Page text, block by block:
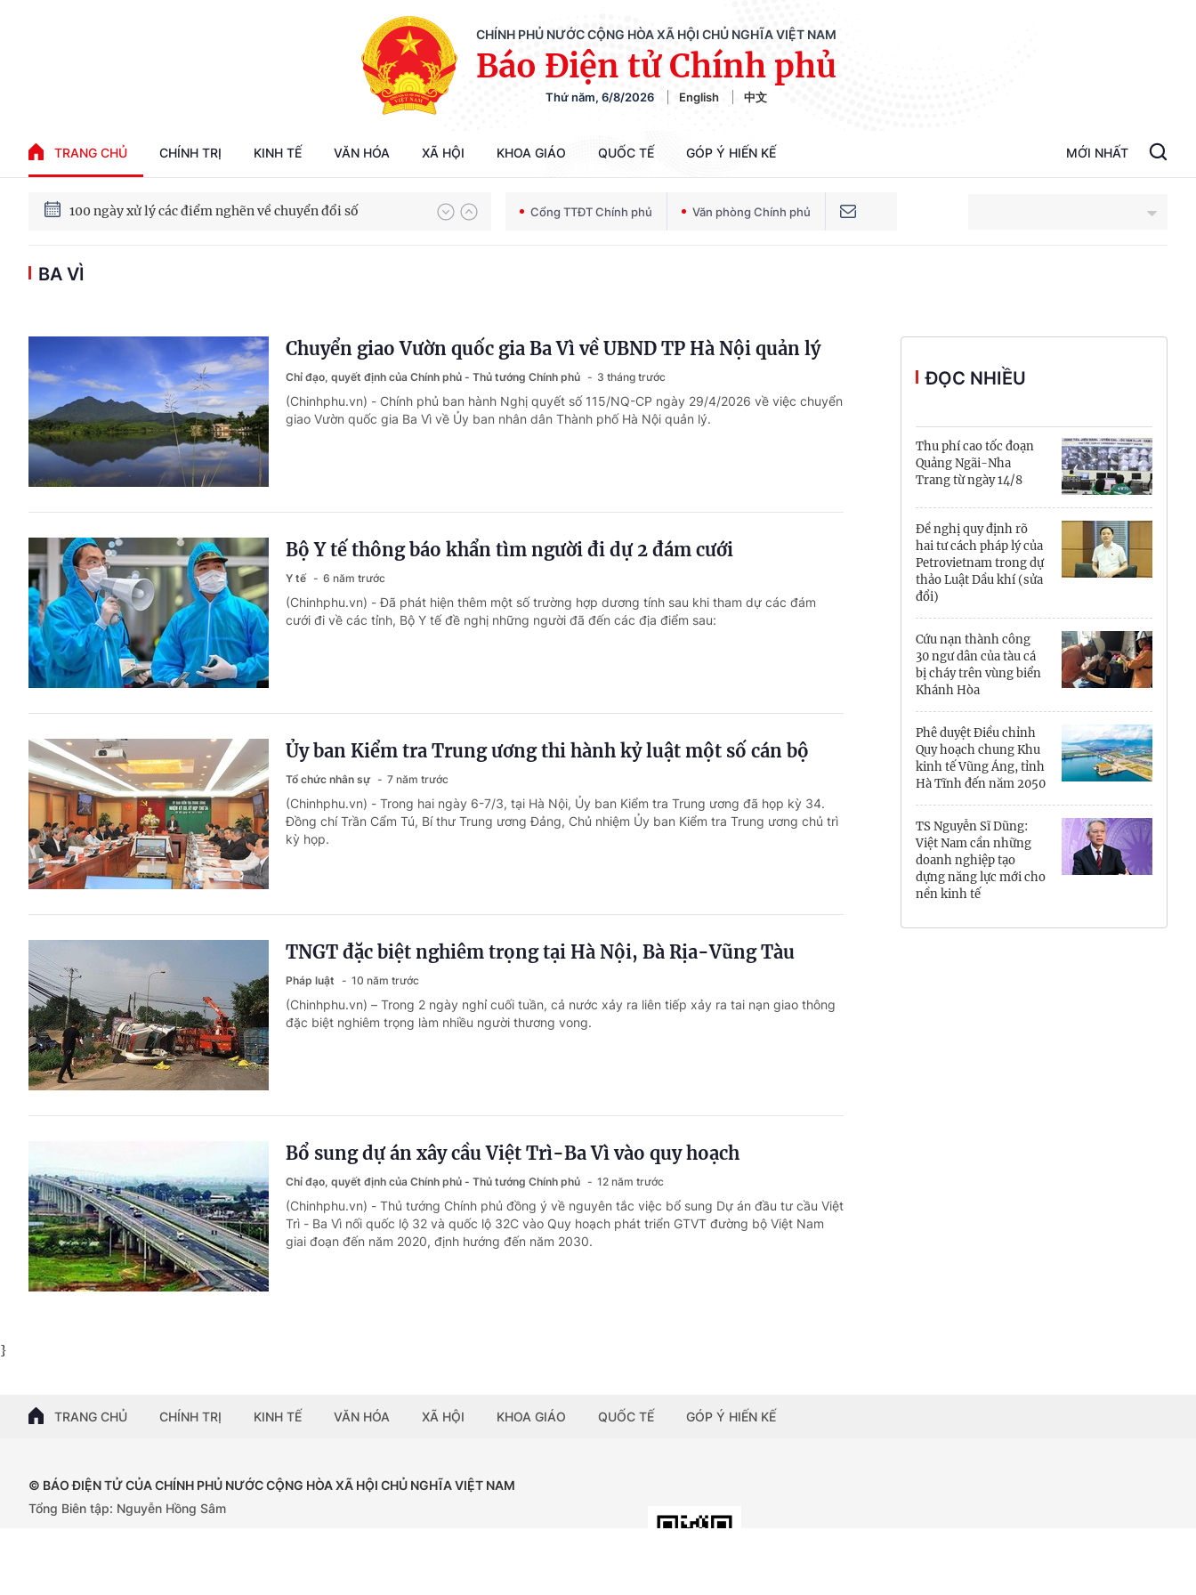
CHÍNH PHỦ NƯỚC CỘNG HÒA XÃ HỘI CHỦ NGHĨA VIỆT NAM
Báo Điện tử Chính phủ
Thứ năm, 6/8/2026 English 中文
TRANG CHỦ CHÍNH TRỊ KINH TẾ VĂN HÓA XÃ HỘI KHOA GIÁO QUỐC TẾ GÓP Ý HIẾN KẾ MỚI NHẤT
100 ngày xử lý các điểm nghẽn về chuyển đổi số
Phát triển kinh tế nhà nước trong kỷ nguyên mới
Cổng TTĐT Chính phủ Văn phòng Chính phủ
Cần Thơ
Điện Biên
Đắk Lắk
Đồng Nai
Gia Lai
Hồ Chí Minh
Hà Tĩnh
Hưng Yên
Hải Phòng
Khánh Hòa
BA VÌ
Chuyển giao Vườn quốc gia Ba Vì về UBND TP Hà Nội quản lý
Chỉ đạo, quyết định của Chính phủ - Thủ tướng Chính phủ 3 tháng trước
(Chinhphu.vn) - Chính phủ ban hành Nghị quyết số 115/NQ-CP ngày 29/4/2026 về việc chuyển
giao Vườn quốc gia Ba Vì về Ủy ban nhân dân Thành phố Hà Nội quản lý.
Bộ Y tế thông báo khẩn tìm người đi dự 2 đám cưới
Y tế 6 năm trước
(Chinhphu.vn) - Đã phát hiện thêm một số trường hợp dương tính sau khi tham dự các đám
cưới đi về các tỉnh, Bộ Y tế đề nghị những người đã đến các địa điểm sau:
Ủy ban Kiểm tra Trung ương thi hành kỷ luật một số cán bộ
Tổ chức nhân sự 7 năm trước
(Chinhphu.vn) - Trong hai ngày 6-7/3, tại Hà Nội, Ủy ban Kiểm tra Trung ương đã họp kỳ 34.
Đồng chí Trần Cẩm Tú, Bí thư Trung ương Đảng, Chủ nhiệm Ủy ban Kiểm tra Trung ương chủ trì
kỳ họp.
TNGT đặc biệt nghiêm trọng tại Hà Nội, Bà Rịa-Vũng Tàu
Pháp luật 10 năm trước
(Chinhphu.vn) – Trong 2 ngày nghỉ cuối tuần, cả nước xảy ra liên tiếp xảy ra tai nạn giao thông
đặc biệt nghiêm trọng làm nhiều người thương vong.
Bổ sung dự án xây cầu Việt Trì-Ba Vì vào quy hoạch
Chỉ đạo, quyết định của Chính phủ - Thủ tướng Chính phủ 12 năm trước
(Chinhphu.vn) - Thủ tướng Chính phủ đồng ý về nguyên tắc việc bổ sung Dự án đầu tư cầu Việt
Trì - Ba Vì nối quốc lộ 32 và quốc lộ 32C vào Quy hoạch phát triển GTVT đường bộ Việt Nam
giai đoạn đến năm 2020, định hướng đến năm 2030.
ĐỌC NHIỀU
Thu phí cao tốc đoạn
Quảng Ngãi-Nha
Trang từ ngày 14/8
Đề nghị quy định rõ
hai tư cách pháp lý của
Petrovietnam trong dự
thảo Luật Dầu khí (sửa
đổi)
Cứu nạn thành công
30 ngư dân của tàu cá
bị cháy trên vùng biển
Khánh Hòa
Phê duyệt Điều chỉnh
Quy hoạch chung Khu
kinh tế Vũng Áng, tỉnh
Hà Tĩnh đến năm 2050
TS Nguyễn Sĩ Dũng:
Việt Nam cần những
doanh nghiệp tạo
dựng năng lực mới cho
nền kinh tế
}
TRANG CHỦ CHÍNH TRỊ KINH TẾ VĂN HÓA XÃ HỘI KHOA GIÁO QUỐC TẾ GÓP Ý HIẾN KẾ
© BÁO ĐIỆN TỬ CỦA CHÍNH PHỦ NƯỚC CỘNG HÒA XÃ HỘI CHỦ NGHĨA VIỆT NAM
Tổng Biên tập: Nguyễn Hồng Sâm